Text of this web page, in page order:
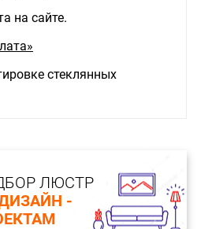
на сайте.
стеклянных
ЛЮСТР
-